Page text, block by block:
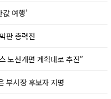
여행’
판 총력전
노선개편 계획대로 추진”
부시장 후보자 지명